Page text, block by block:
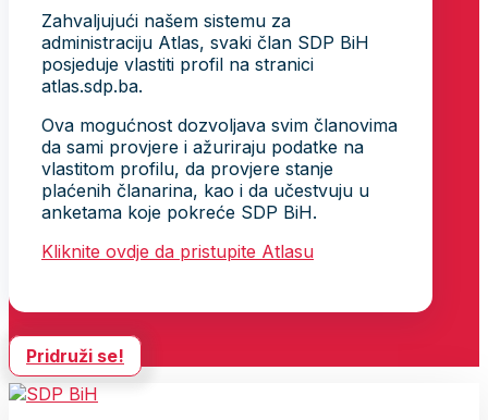
Zahvaljujući našem sistemu za
administraciju Atlas, svaki član SDP BiH
posjeduje vlastiti profil na stranici
atlas.sdp.ba.
Ova mogućnost dozvoljava svim članovima
da sami provjere i ažuriraju podatke na
vlastitom profilu, da provjere stanje
plaćenih članarina, kao i da učestvuju u
anketama koje pokreće SDP BiH.
Kliknite ovdje da pristupite Atlasu
Pridruži se!